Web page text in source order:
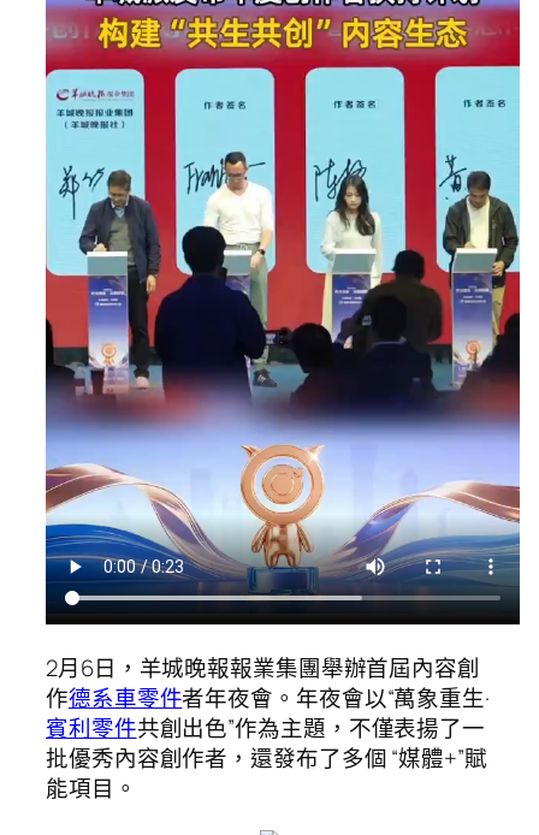
2月6日，羊城晚報報業集團舉辦首屆內容創
作德系車零件者年夜會。年夜會以“萬象重生·
賓利零件共創出色”作為主題，不僅表揚了一
批優秀內容創作者，還發布了多個 “媒體+”賦
能項目。